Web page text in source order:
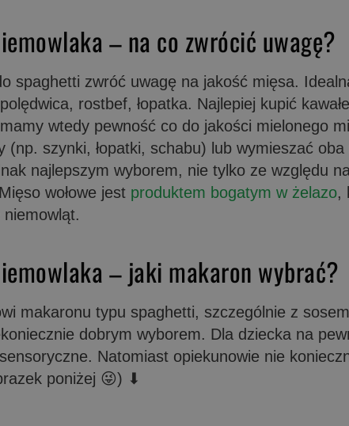
– na co zwrócić uwagę?
spaghetti zwróć uwagę na jakość mięsa.
rostbef, łopatka. Najlepiej kupić
wtedy pewność co do jakości mielonego
(np. szynki, łopatki, schabu) lub wymieszać
najlepszym wyborem, nie tylko ze względu
wołowe jest produktem bogatym w żelazo,
niemowląt.
– jaki makaron wybrać?
makaronu typu spaghetti, szczególnie z
dobrym wyborem. Dla dziecka na
Natomiast opiekunowie nie
poniżej 😜) ⬇